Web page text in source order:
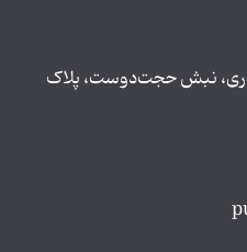
نبش حجت‌دوست، پلاک